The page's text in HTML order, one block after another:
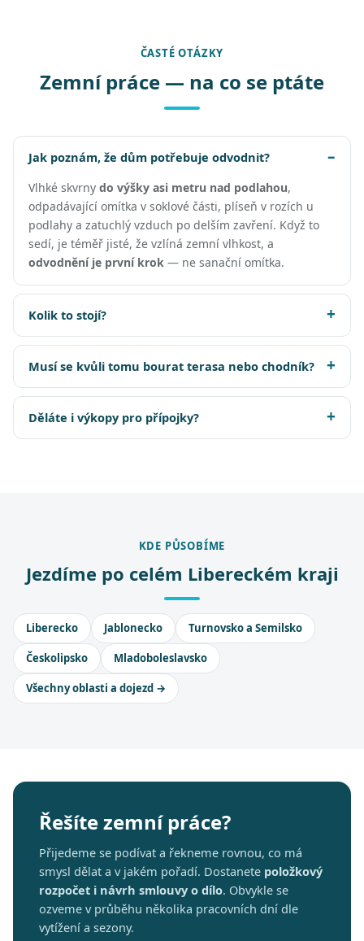
ČASTÉ OTÁZKY
Zemní práce — na co se ptáte
Jak poznám, že dům potřebuje odvodnit?
Vlhké skvrny do výšky asi metru nad podlahou,
odpadávající omítka v soklové části, plíseň v rozích u
podlahy a zatuchlý vzduch po delším zavření. Když to
sedí, je téměř jisté, že vzlíná zemní vlhkost, a
odvodnění je první krok — ne sanační omítka.
Kolik to stojí?
Musí se kvůli tomu bourat terasa nebo chodník?
Děláte i výkopy pro přípojky?
KDE PŮSOBÍME
Jezdíme po celém Libereckém kraji
Liberecko Jablonecko Turnovsko a Semilsko
Českolipsko Mladoboleslavsko
Všechny oblasti a dojezd →
Řešíte zemní práce?
Přijedeme se podívat a řekneme rovnou, co má
smysl dělat a v jakém pořadí. Dostanete položkový
rozpočet i návrh smlouvy o dílo. Obvykle se
ozveme v průběhu několika pracovních dní dle
vytížení a sezony.